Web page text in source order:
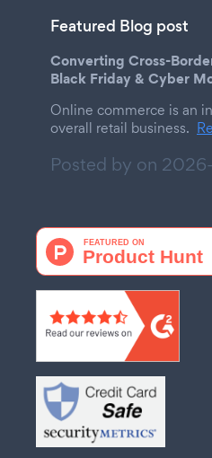
Featured Blog post
Converting Cross-
Black Friday & Cyber
Online commerce is an
overall retail business.
Posted by on